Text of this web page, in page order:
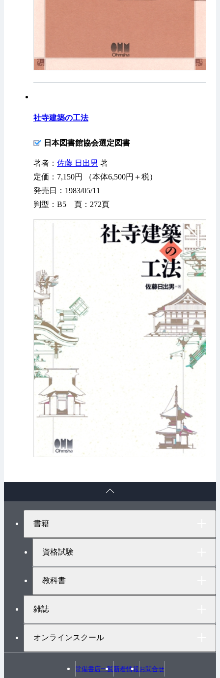
社寺建築の工法
日本図書館協会選定図書
著者： 佐藤 日出男 著
定価：7,150円 （本体6,500円＋税）
発売日：1983/05/11
判型：B5 頁：272頁
書籍
資格試験
教科書
雑誌
オンラインスクール
常備書店一覧新着情報お問合せ